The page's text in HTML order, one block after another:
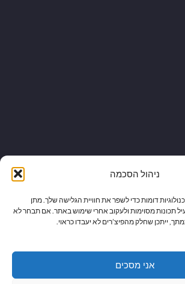
ניהול הסכמה
דומות כדי לשפר את חוויית הגלישה שלך. מתן
תכונות מסוימות ולעקוב אחרי שימוש באתר. אם תבחר לא
ייתכן שחלק מהפיצ’רים לא יעבדו כראוי.
אני מסכים